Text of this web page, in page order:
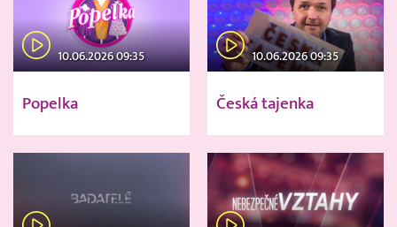
10.06.2026 09:35
Popelka
10.06.2026 09:35
Česká tajenka